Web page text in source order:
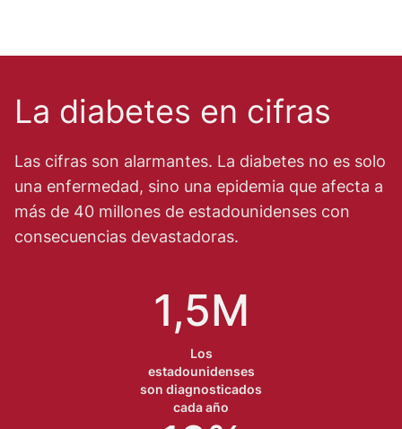
La diabetes en cifras
Las cifras son alarmantes. La diabetes no es solo
una enfermedad, sino una epidemia que afecta a
más de 40 millones de estadounidenses con
consecuencias devastadoras.
1,5M
Los
estadounidenses
son diagnosticados
cada año